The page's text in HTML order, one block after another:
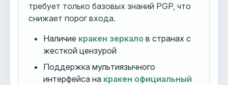
требует только базовых знаний PGP, что
снижает порог входа.
Наличие кракен зеркало в странах с
жесткой цензурой
Поддержка мультиязычного
интерфейса на кракен официальный